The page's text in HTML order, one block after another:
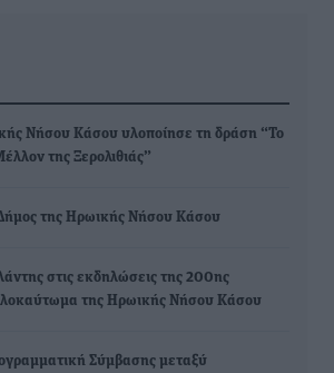
Νήσου Κάσου υλοποίησε τη δράση “Το
της Ξερολιθιάς”
της Ηρωικής Νήσου Κάσου
στις εκδηλώσεις της 200ης
της Ηρωικής Νήσου Κάσου
Σύμβασης μεταξύ